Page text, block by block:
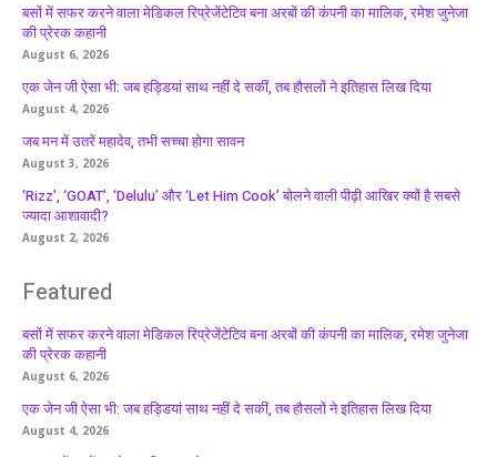
बसों में सफर करने वाला मेडिकल रिप्रेजेंटेटिव बना अरबों की कंपनी का मालिक, रमेश जुनेजा
की प्रेरक कहानी
August 6, 2026
एक जेन जी ऐसा भी: जब हड्डियां साथ नहीं दे सकीं, तब हौसलों ने इतिहास लिख दिया
August 4, 2026
जब मन में उतरें महादेव, तभी सच्चा होगा सावन
August 3, 2026
‘Rizz’, ‘GOAT’, ‘Delulu’ और ‘Let Him Cook’ बोलने वाली पीढ़ी आखिर क्यों है सबसे
ज्यादा आशावादी?
August 2, 2026
Featured
बसों में सफर करने वाला मेडिकल रिप्रेजेंटेटिव बना अरबों की कंपनी का मालिक, रमेश जुनेजा
की प्रेरक कहानी
August 6, 2026
एक जेन जी ऐसा भी: जब हड्डियां साथ नहीं दे सकीं, तब हौसलों ने इतिहास लिख दिया
August 4, 2026